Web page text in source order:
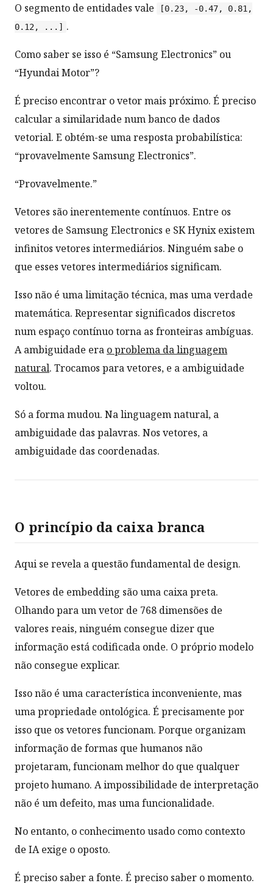
O segmento de entidades vale
[0.23, -0.47, 0.81,
0.12, ...]
.
Como saber se isso é “Samsung Electronics” ou
“Hyundai Motor”?
É preciso encontrar o vetor mais próximo. É preciso
calcular a similaridade num banco de dados
vetorial. E obtém-se uma resposta probabilística:
“provavelmente Samsung Electronics”.
“Provavelmente.”
Vetores são inerentemente contínuos. Entre os
vetores de Samsung Electronics e SK Hynix existem
infinitos vetores intermediários. Ninguém sabe o
que esses vetores intermediários significam.
Isso não é uma limitação técnica, mas uma verdade
matemática. Representar significados discretos
num espaço contínuo torna as fronteiras ambíguas.
A ambiguidade era o problema da linguagem
natural. Trocamos para vetores, e a ambiguidade
voltou.
Só a forma mudou. Na linguagem natural, a
ambiguidade das palavras. Nos vetores, a
ambiguidade das coordenadas.
O princípio da caixa branca
Aqui se revela a questão fundamental de design.
Vetores de embedding são uma caixa preta.
Olhando para um vetor de 768 dimensões de
valores reais, ninguém consegue dizer que
informação está codificada onde. O próprio modelo
não consegue explicar.
Isso não é uma característica inconveniente, mas
uma propriedade ontológica. É precisamente por
isso que os vetores funcionam. Porque organizam
informação de formas que humanos não
projetaram, funcionam melhor do que qualquer
projeto humano. A impossibilidade de interpretação
não é um defeito, mas uma funcionalidade.
No entanto, o conhecimento usado como contexto
de IA exige o oposto.
É preciso saber a fonte. É preciso saber o momento.